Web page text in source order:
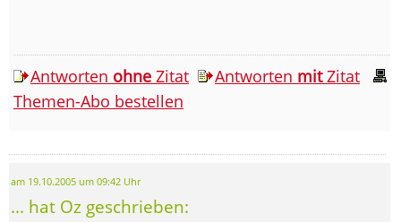
Antworten ohne Zitat Antworten mitZitat
Themen-Abo bestellen
am 19.10.2005 um 09:42 Uhr
... hat Oz geschrieben: